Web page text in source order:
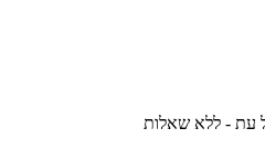
עת - ללא שאלות